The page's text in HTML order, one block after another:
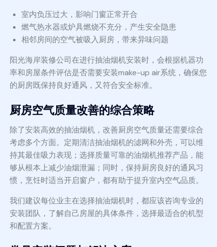
室内负压过大，影响门窗正常开合
燃气热水器或炉具燃烧不充分，产生安全隐患
相邻房间的空气被吸入厨房，带来异味问题
阳光海岸装修公司在进行抽油烟机安装时，会根据机器功
率和房屋条件评估是否需要安装make-up air系统，确保您
的厨房既保持良好通风，又符合安全标准。
厨房空气质量改善的综合策略
除了安装高效的抽油烟机，改善厨房空气质量还需要综合
考虑多个方面。定期清洁抽油烟机的滤网和外壳，可以维
持其最佳吸力表现；选择质量可靠的油烟机推荐产品，能
够从根本上减少油烟泄漏；同时，保持厨房良好的通风习
惯，烹饪时适当开启窗户，都有助于提升室内空气品质。
我们建议每位业主在选择抽油烟机时，都应该咨询专业的
安装团队，了解自己房屋的具体条件，选择最适合的机型
和配置方案。